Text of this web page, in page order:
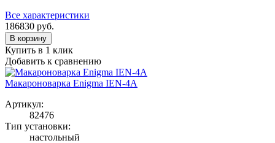
Все характеристики
186830 руб.
В корзину
Купить в 1 клик
Добавить к сравнению
Макароноварка Enigma IEN-4A
Артикул:
82476
Тип установки:
настольный